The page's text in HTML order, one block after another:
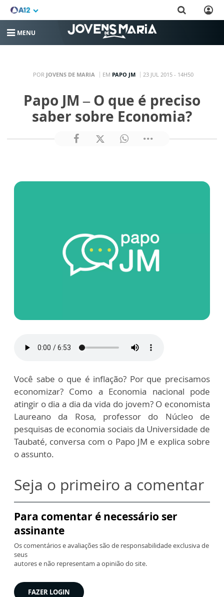
MENU
POR JOVENS DE MARIA EM PAPO JM 23 JUL 2015 - 14H50
Papo JM – O que é preciso
saber sobre Economia?
Você sabe o que é inflação? Por que precisamos
economizar? Como a Economia nacional pode
atingir o dia a dia da vida do jovem? O economista
Laureano da Rosa, professor do Núcleo de
pesquisas de economia sociais da Universidade de
Taubaté, conversa com o Papo JM e explica sobre
o assunto.
Seja o primeiro a comentar
Para comentar é necessário ser
assinante
Os comentários e avaliações são de responsabilidade exclusiva de
seus
autores e não representam a opinião do site.
FAZER LOGIN